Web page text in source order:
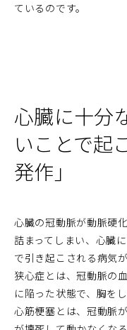
ているのです。
心臓に十分
いことで起
発作」
心臓の冠動脈が動脈硬
詰まってしまい、心臓
で引き起こされる病気
狭心症とは、冠動脈の
に陥った状態で、胸を
心筋梗塞とは、冠動脈